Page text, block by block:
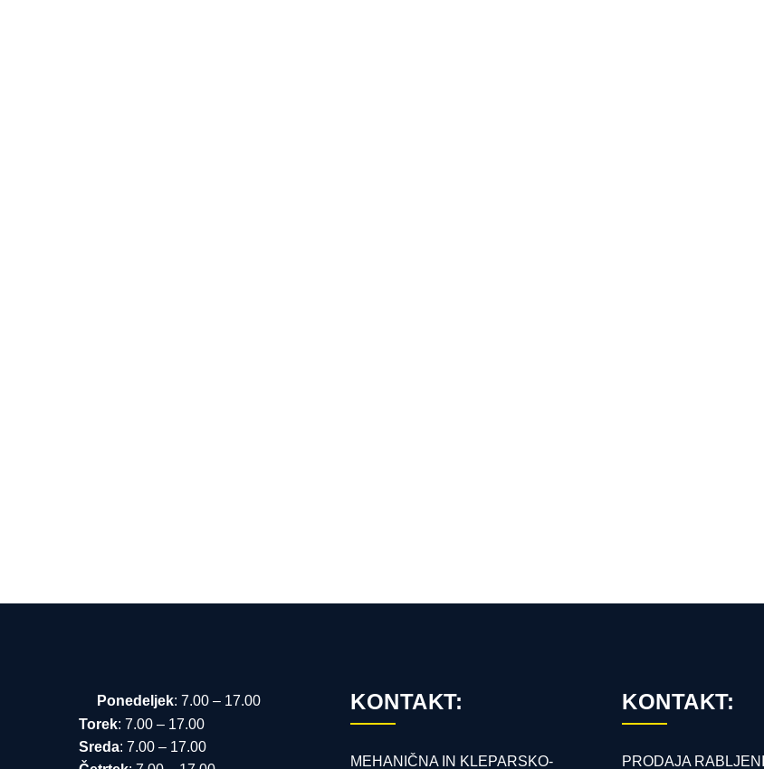
Ponedeljek: 7.00 – 17.00
Torek: 7.00 – 17.00
Sreda: 7.00 – 17.00
KONTAKT:
MEHANIČNA IN KLEPARSKO-
KONTAKT:
PRODAJA